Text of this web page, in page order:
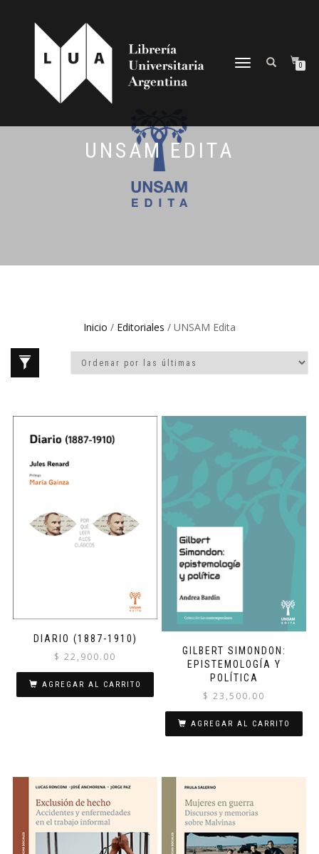
NAVEGACIÓN
0
UNSAM EDITA
Inicio / Editoriales / UNSAM Edita
DIARIO (1887-1910)
$ 22,900.00
AGREGAR AL CARRITO
GILBERT SIMONDON:
EPISTEMOLOGÍA Y
POLÍTICA
$ 23,500.00
AGREGAR AL CARRITO